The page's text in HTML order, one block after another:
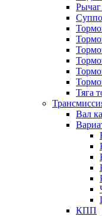
Рычаг
Тяга
Вал
КПП